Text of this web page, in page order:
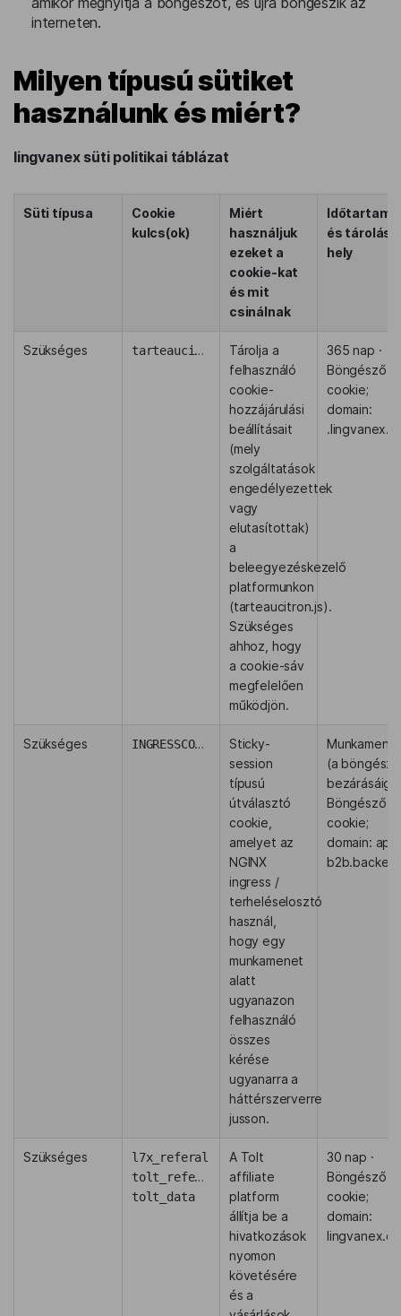
interneten.
Milyen típusú sütiket
használunk és miért?
lingvanex süti politikai táblázat
Süti típusa
Cookie
kulcs(ok)
Miért
használjuk
ezeket a
cookie-kat
és mit
csinálnak
Időtartam
és tárolási
hely
Szükséges tarteaucitron
Tárolja a
felhasználó
cookie-
hozzájárulási
beállításait
(mely
szolgáltatások
engedélyezettek
vagy
elutasítottak)
a
beleegyezéskezelő
platformunkon
(tarteaucitron.js).
Szükséges
ahhoz, hogy
a cookie-sáv
megfelelően
működjön.
365 nap ·
Böngésző
cookie;
domain:
Szükséges INGRESSCOOKIE
Sticky-
session
típusú
útválasztó
cookie,
amelyet az
NGINX
ingress /
terheléselosztó
használ,
hogy egy
munkamenet
alatt
ugyanazon
felhasználó
összes
kérése
ugyanarra a
háttérszerverre
jusson.
(a böngésző
bezárásáig)
Böngésző
cookie;
domain: api-
Szükséges
l7x_referal
tolt_referal
tolt_data
A Tolt
affiliate
platform
állítja be a
hivatkozások
nyomon
követésére
és a
30 nap ·
Böngésző
cookie;
domain: